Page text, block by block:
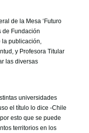
de la Mesa ‘Futuro
de Fundación
la publicación,
y Profesora Titular
las diversas
universidades
el título lo dice -Chile
esto que se puede
territorios en los